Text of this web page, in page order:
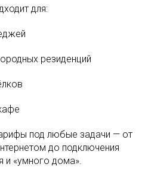
для:
резиденций
под любые задачи — от
до подключения
и «умного дома».